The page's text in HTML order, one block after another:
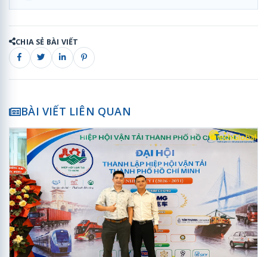
CHIA SẺ BÀI VIẾT
BÀI VIẾT LIÊN QUAN